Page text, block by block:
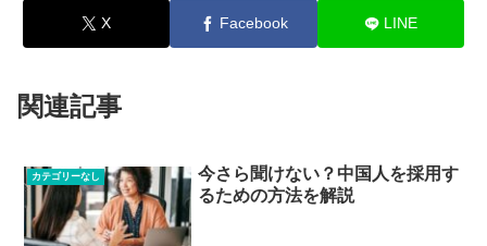
X Facebook LINE
関連記事
カテゴリーなし
今さら聞けない？中国人を採用す
るための方法を解説